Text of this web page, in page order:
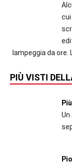
cui
lampeggia da ore.
PIÙ VISTI